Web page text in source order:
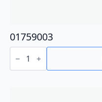
01759003
01759003
adet